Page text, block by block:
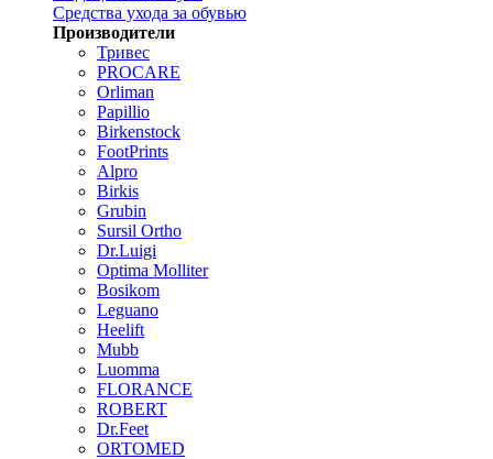
Средства ухода за обувью
Производители
Тривес
PROCARE
Orliman
Papillio
Birkenstock
FootPrints
Alpro
Birkis
Grubin
Sursil Ortho
Dr.Luigi
Optima Molliter
Bosikom
Leguano
Heelift
Mubb
Luomma
FLORANCE
ROBERT
Dr.Feet
ORTOMED